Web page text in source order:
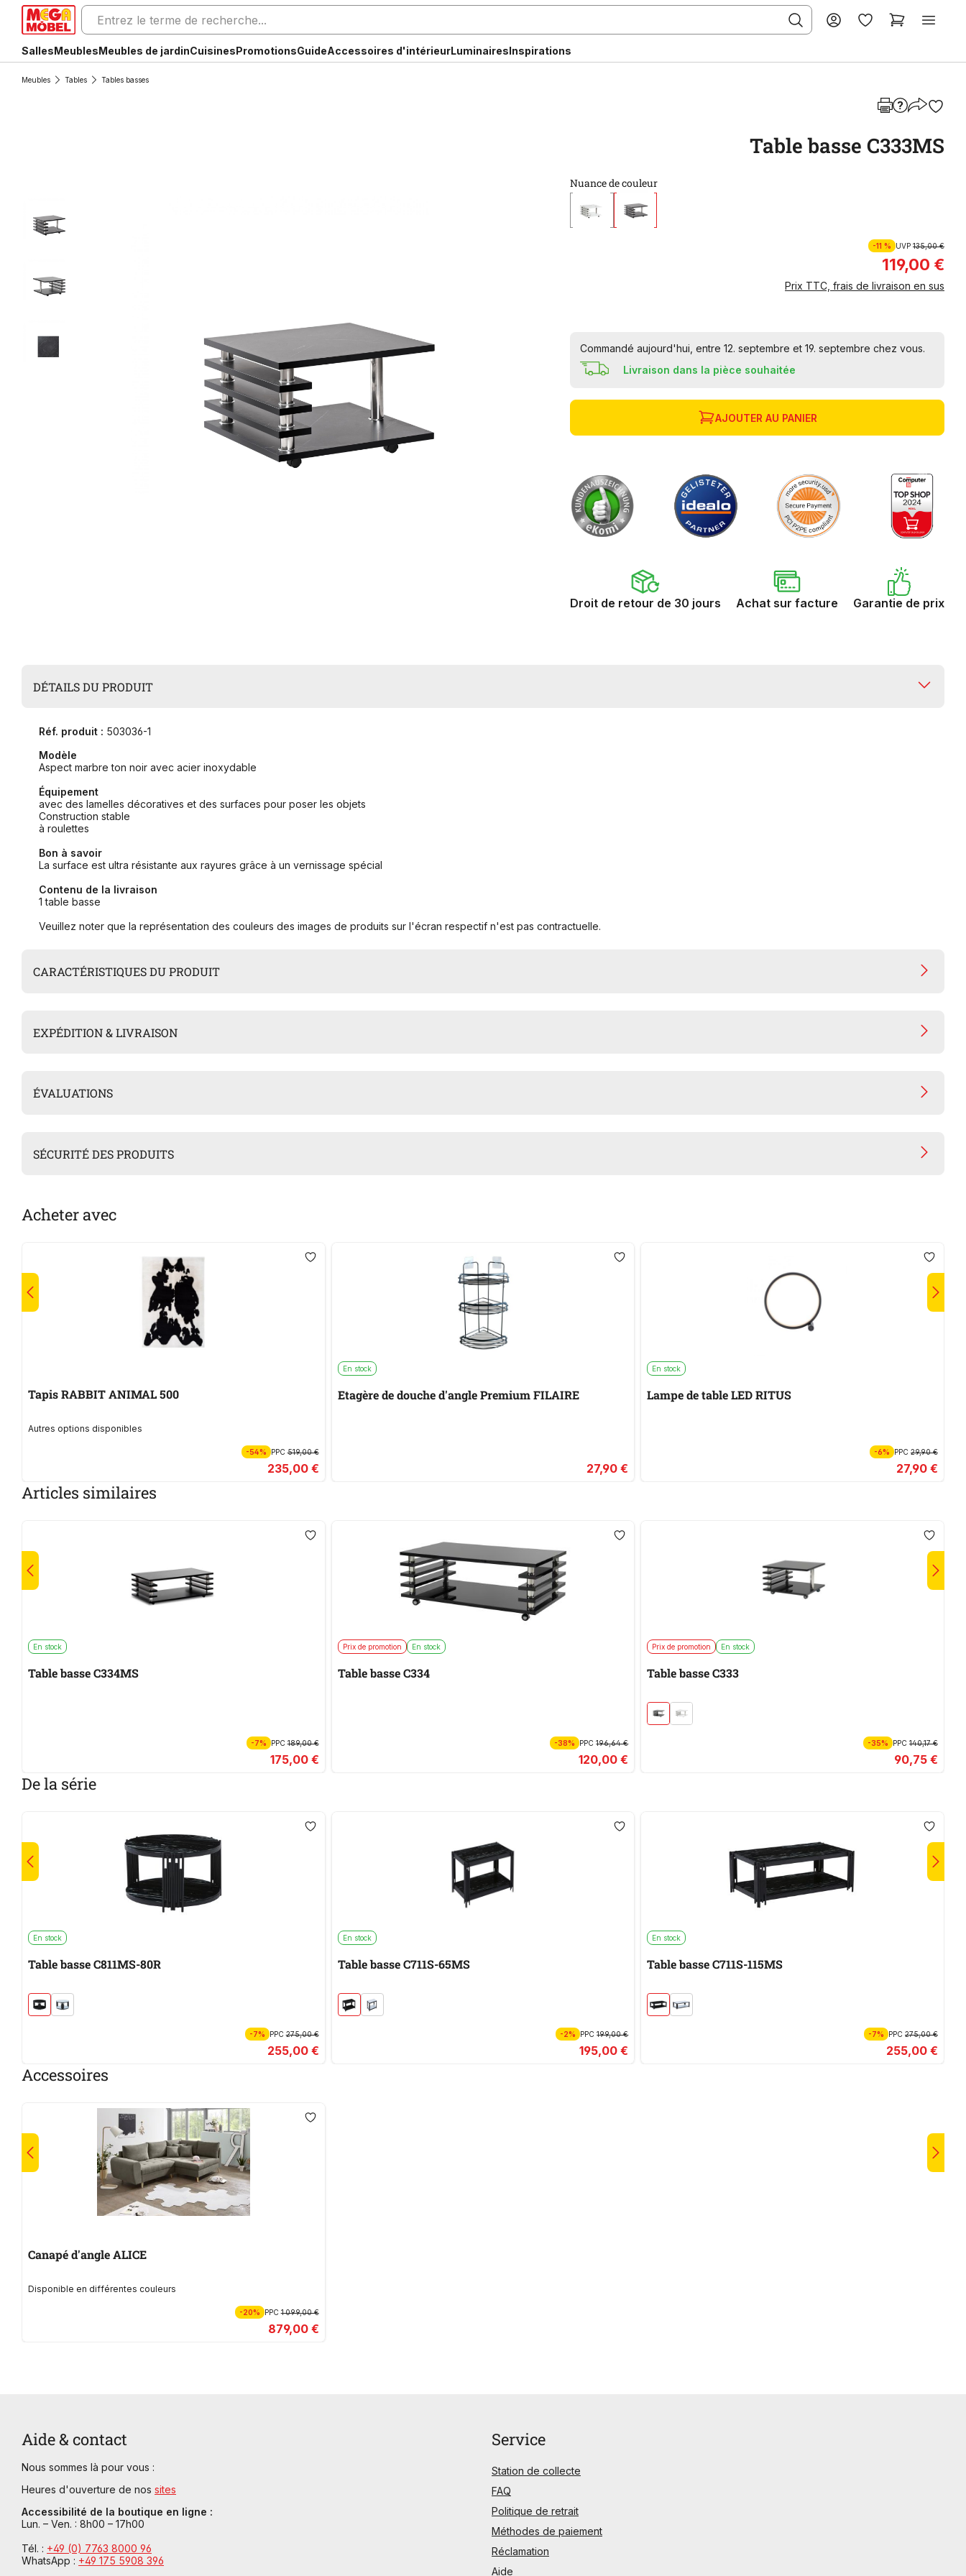
SallesMeublesMeubles de jardinCuisinesPromotionsGuideAccessoires d'intérieurLuminairesInspirations
Meubles Tables Tables basses
Table basse C333MS
Nuance de couleur
-11 % UVP 135,00 €
119,00 €
Prix TTC, frais de livraison en sus
Commandé aujourd'hui, entre 12. septembre et 19. septembre chez vous.
Livraison dans la pièce souhaitée
AJOUTER AU PANIER
Droit de retour de 30 jours Achat sur facture Garantie de prix
DÉTAILS DU PRODUIT
Réf. produit : 503036-1
Modèle
Aspect marbre ton noir avec acier inoxydable
Équipement
avec des lamelles décoratives et des surfaces pour poser les objets
Construction stable
à roulettes
Bon à savoir
La surface est ultra résistante aux rayures grâce à un vernissage spécial
Contenu de la livraison
1 table basse
Veuillez noter que la représentation des couleurs des images de produits sur l'écran respectif n'est pas contractuelle.
CARACTÉRISTIQUES DU PRODUIT
EXPÉDITION & LIVRAISON
ÉVALUATIONS
SÉCURITÉ DES PRODUITS
Acheter avec
Tapis RABBIT ANIMAL 500
Autres options disponibles
-54% PPC519,00 €
235,00 €
En stock
Etagère de douche d'angle Premium FILAIRE
27,90 €
En stock
Lampe de table LED RITUS
-6% PPC 29,90 €
27,90 €
Articles similaires
En stock
Table basse C334MS
-7% PPC189,00 €
175,00 €
Prix de promotion En stock
Table basse C334
-38% PPC196,64 €
120,00 €
Prix de promotion En stock
Table basse C333
-35% PPC 140,17 €
90,75 €
De la série
En stock
Table basse C811MS-80R
-7% PPC275,00 €
255,00 €
En stock
Table basse C711S-65MS
-2% PPC199,00 €
195,00 €
En stock
Table basse C711S-115MS
-7% PPC 275,00 €
255,00 €
Accessoires
Canapé d'angle ALICE
Disponible en différentes couleurs
-20% PPC1 099,00 €
879,00 €
Aide & contact
Nous sommes là pour vous :
Heures d'ouverture de nos sites
Accessibilité de la boutique en ligne :
Lun. – Ven. : 8h00 – 17h00
Tél. : +49 (0) 7763 8000 96
WhatsApp : +49 175 5908 396
Service
Station de collecte
FAQ
Politique de retrait
Méthodes de paiement
Réclamation
Aide